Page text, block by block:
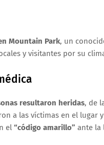
Mountain Park, un
y visitantes por su
resultaron heridas, de
a las víctimas en el
el “código amarillo” ante la